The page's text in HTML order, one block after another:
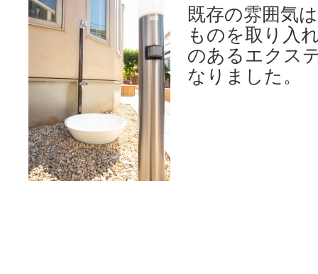
既存の雰囲気
ものを取り入
のあるエクス
なりました。